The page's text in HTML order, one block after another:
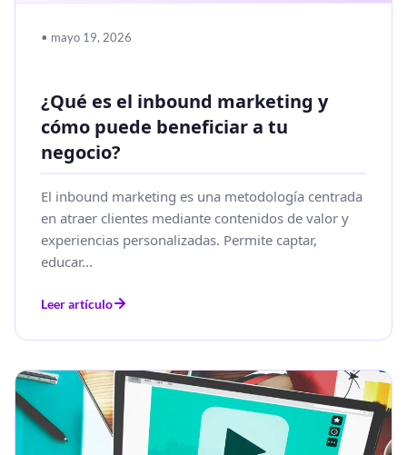
• mayo 19, 2026
¿Qué es el inbound marketing y
cómo puede beneficiar a tu
negocio?
El inbound marketing es una metodología centrada
en atraer clientes mediante contenidos de valor y
experiencias personalizadas. Permite captar,
educar...
Leer artículo